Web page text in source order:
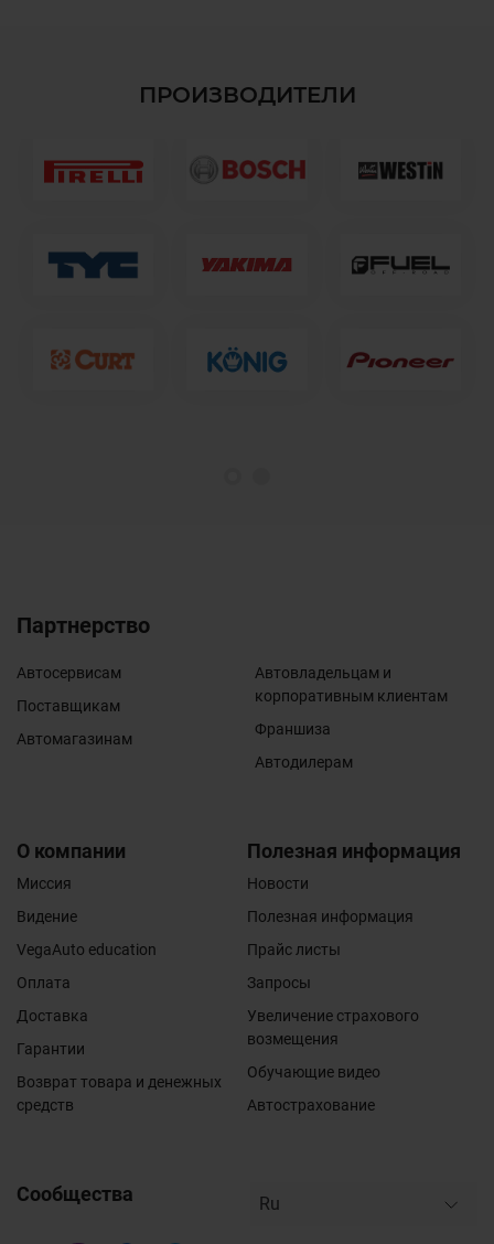
ПРОИЗВОДИТЕЛИ
Партнерство
Автосервисам
Поставщикам
Автомагазинам
Автовладельцам и
корпоративным клиентам
Франшиза
Автодилерам
О компании
Миссия
Видение
VegaAuto education
Оплата
Доставка
Гарантии
Возврат товара и денежных
средств
Полезная информация
Новости
Полезная информация
Прайс листы
Запросы
Увеличение страхового
возмещения
Обучающие видео
Автострахование
Сообщества